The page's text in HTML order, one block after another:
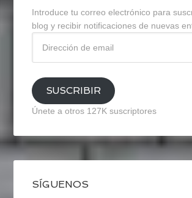
Introduce tu correo electrónico para
blog y recibir notificaciones de nuevas
email
SUSCRIBIR
Únete a otros 127K suscriptores
SÍGUENOS